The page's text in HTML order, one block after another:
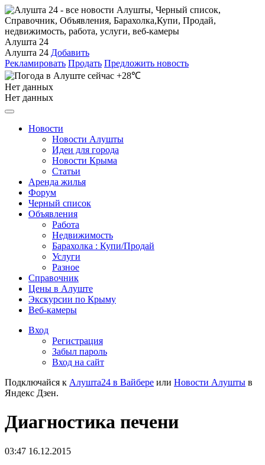
Алушта 24
Алушта 24 Добавить
Рекламировать Продать Предложить новость
+28℃
Нет данных
Нет данных
Новости
Новости Алушты
Идеи для города
Новости Крыма
Статьи
Аренда жилья
Форум
Черный список
Объявления
Работа
Недвижимость
Барахолка : Купи/Продай
Услуги
Разное
Справочник
Цены в Алуште
Экскурсии по Крыму
Веб-камеры
Вход
Регистрация
Забыл пароль
Вход на сайт
Подключайся к Алушта24 в Вайбере или Новости Алушты в
Яндекс Дзен.
Диагностика печени
03:47 16.12.2015